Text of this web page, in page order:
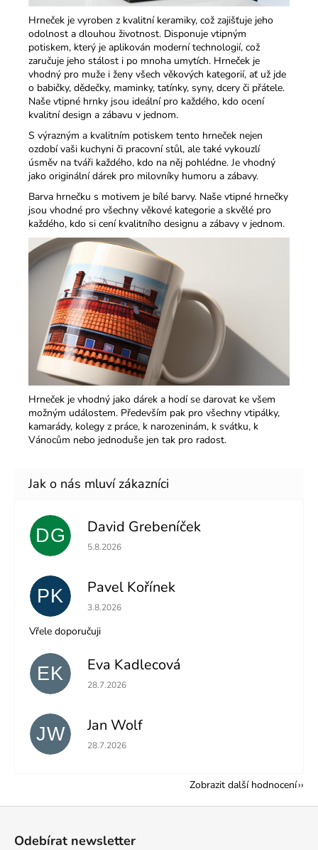
Hrneček je vyroben z kvalitní keramiky, což zajišťuje jeho
odolnost a dlouhou životnost. Disponuje vtipným
potiskem, který je aplikován moderní technologií, což
zaručuje jeho stálost i po mnoha umytích. Hrneček je
vhodný pro muže i ženy všech věkových kategorií, ať už jde
o babičky, dědečky, maminky, tatínky, syny, dcery či přátele.
Naše vtipné hrnky jsou ideální pro každého, kdo ocení
kvalitní design a zábavu v jednom.​
S výrazným a kvalitním potiskem tento hrneček nejen
ozdobí vaši kuchyni či pracovní stůl, ale také vykouzlí
úsměv na tváři každého, kdo na něj pohlédne. Je vhodný
jako originální dárek pro milovníky humoru a zábavy.​
Barva hrnečku s motivem je bílé barvy. Naše vtipné hrnečky
jsou vhodné pro všechny věkové kategorie a skvělé pro
každého, kdo si cení kvalitního designu a zábavy v jednom.​
Hrneček je vhodný jako dárek a hodí se darovat ke všem
možným událostem. Především pak pro všechny vtipálky,
kamarády, kolegy z práce, k narozeninám, k svátku, k
Vánocům nebo jednoduše jen tak pro radost.
DG David Grebeníček
Hodnocení obchodu je 5 z 5 hvězdiček.
5.8.2026
PK Pavel Kořínek
Hodnocení obchodu je 5 z 5 hvězdiček.
3.8.2026
Vřele doporučuji
EK Eva Kadlecová
Hodnocení obchodu je 5 z 5 hvězdiček.
28.7.2026
JW Jan Wolf
Hodnocení obchodu je 5 z 5 hvězdiček.
28.7.2026
Zobrazit další hodnocení
Odebírat newsletter